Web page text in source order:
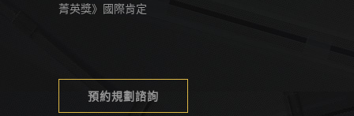
菁英獎》國際肯定
預約規劃諮詢